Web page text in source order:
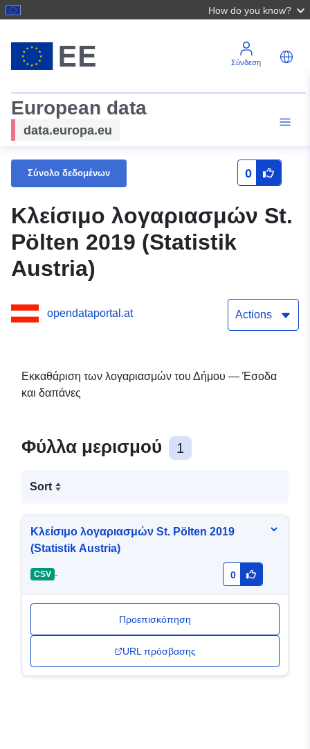
How do you know?
Σύνδεση
European data
data.europa.eu
Σύνολο δεδομένων 0
Κλείσιμο λογαριασμών St.
Pölten 2019 (Statistik
Austria)
opendataportal.at Actions
Εκκαθάριση των λογαριασμών του Δήμου — Έσοδα
και δαπάνες
Φύλλα μερισμού 1
Sort
Κλείσιμο λογαριασμών St. Pölten 2019
(Statistik Austria)
CSV - 0
Προεπισκόπηση
URL πρόσβασης